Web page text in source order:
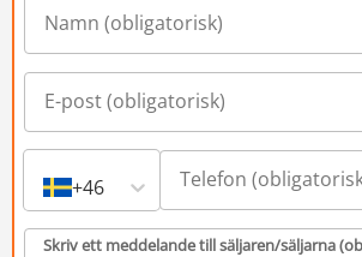
+46
Skriv ett meddelande till säljaren/säljarna